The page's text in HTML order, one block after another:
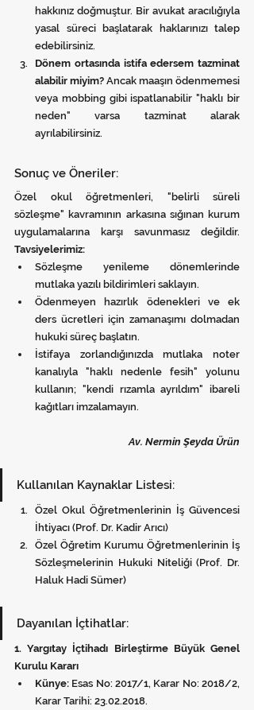
hakkınız doğmuştur. Bir avukat aracılığıyla
yasal süreci başlatarak haklarınızı talep
edebilirsiniz.
Dönem ortasında istifa edersem tazminat
alabilir miyim? Ancak maaşın ödenmemesi
veya mobbing gibi ispatlanabilir "haklı bir
neden" varsa tazminat alarak
ayrılabilirsiniz.
Sonuç ve Öneriler:
Özel okul öğretmenleri, "belirli süreli
sözleşme" kavramının arkasına sığınan kurum
Tavsiyelerimiz:
Sözleşme yenileme dönemlerinde
mutlaka yazılı bildirimleri saklayın.
Ödenmeyen hazırlık ödenekleri ve ek
ders ücretleri için zamanaşımı dolmadan
hukuki süreç başlatın.
İstifaya zorlandığınızda mutlaka noter
kanalıyla "haklı nedenle fesih" yolunu
kullanın; "kendi rızamla ayrıldım" ibareli
kağıtları imzalamayın.
Av. Nermin Şeyda Ürün
Kullanılan Kaynaklar Listesi:
Özel Okul Öğretmenlerinin İş Güvencesi
İhtiyacı (Prof. Dr. Kadir Arıcı)
Özel Öğretim Kurumu Öğretmenlerinin İş
Sözleşmelerinin Hukuki Niteliği (Prof. Dr.
Haluk Hadi Sümer)
Dayanılan İçtihatlar:
1. Yargıtay İçtihadı Birleştirme Büyük Genel
Kurulu Kararı
Künye: Esas No: 2017/1, Karar No: 2018/2,
Karar Tarihi: 23.02.2018.